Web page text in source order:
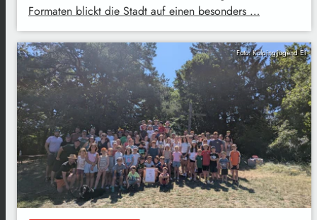
Formaten blickt die Stadt auf einen besonders …
Foto: Kolpingjugend EI